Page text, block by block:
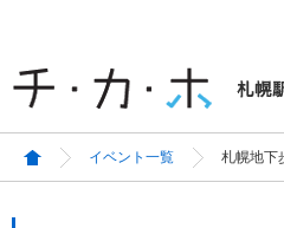
イベント一覧 札幌地下